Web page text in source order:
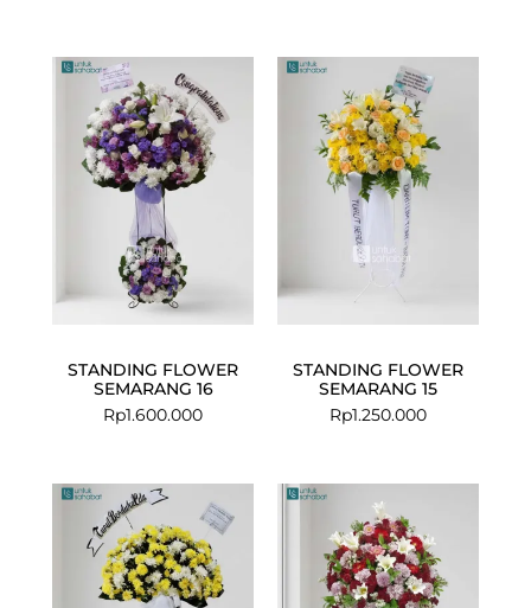
STANDING FLOWER
SEMARANG 16
Rp1.600.000
STANDING FLOWER
SEMARANG 15
Rp1.250.000